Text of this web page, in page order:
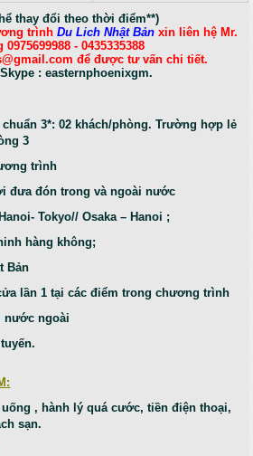
thay đổi theo thời điểm**)
trình Du Lich Nhật Bản xin liên hệ Mr.
0975699988 - 0435335388
để được tư vấn chi tiết.
: easternphoenixgm.
chuẩn 3*: 02 khách/phòng. Trường hợp lẻ
3
trình
đưa đón trong và ngoài nước
Tokyo// Osaka – Hanoi ;
hàng không;
Bản
lần 1 tại các điểm trong chương trình
nước ngoài
, hành lý quá cước, tiền điện thoại,
sạn.